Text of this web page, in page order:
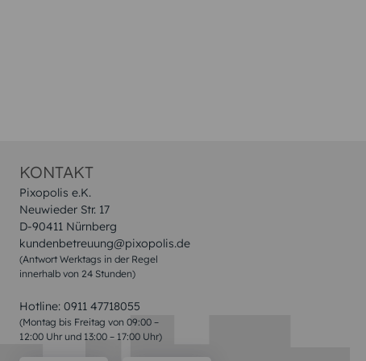
KONTAKT
Pixopolis e.K.
Neuwieder Str. 17
D-90411 Nürnberg
kundenbetreuung@pixopolis.de
(Antwort Werktags in der Regel
innerhalb von 24 Stunden)
Hotline: 0911 47718055
(Montag bis Freitag von 09:00 –
12:00 Uhr und 13:00 – 17:00 Uhr)